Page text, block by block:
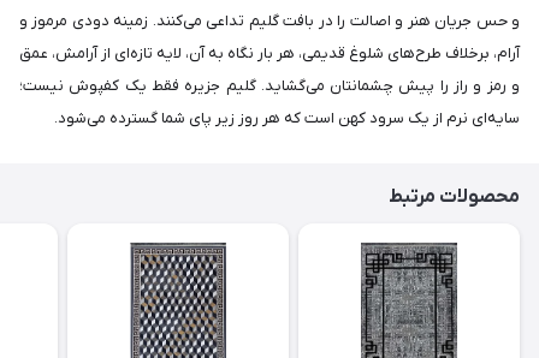
و حس جریان هنر و اصالت را در بافت گلیم تداعی می‌کنند. زمینه دودی مرموز و
آرام، برخلاف طرح‌های شلوغ قدیمی، هر بار نگاه به آن، لایه تازه‌ای از آرامش، عمق
و رمز و راز را پیش چشمانتان می‌گشاید. گلیم جزیره فقط یک کفپوش نیست؛
سایه‌ای نرم از یک سرود کهن است که هر روز زیر پای شما گسترده می‌شود.
محصولات مرتبط